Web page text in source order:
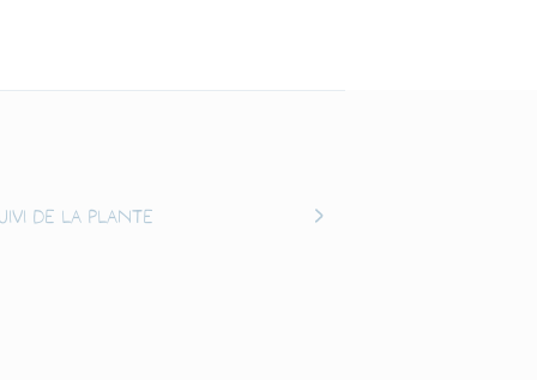
de la plante